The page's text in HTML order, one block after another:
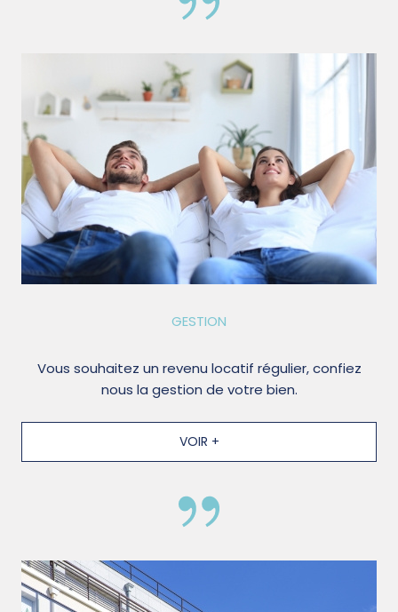
GESTION
Vous souhaitez un revenu locatif régulier, confiez
nous la gestion de votre bien.
VOIR +